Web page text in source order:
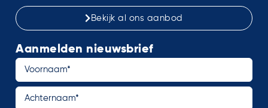
Bekijk al ons aanbod
Aanmelden nieuwsbrief